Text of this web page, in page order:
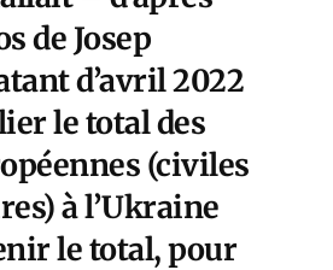
de Josep
d’avril 2022
le total des
(civiles
à l’Ukraine
le total, pour